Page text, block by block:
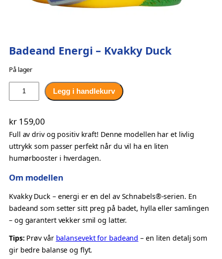
Badeand Energi – Kvakky Duck
På lager
a
e
a
n
d
n
e
r
–
K
Legg i handlekurv
kr159,00
Full av driv og positiv kraft! Denne modellen har et livlig
uttrykk som passer perfekt når du vil ha en liten
humørbooster i hverdagen.
Om modellen
Kvakky Duck – energi er en del av Schnabels®-serien. En
badeand som setter sitt preg på badet, hylla eller samlingen
– og garantert vekker smil og latter.
Tips:Prøv vår balansevekt for badeand – en liten detalj som
gir bedre balanse og flyt.